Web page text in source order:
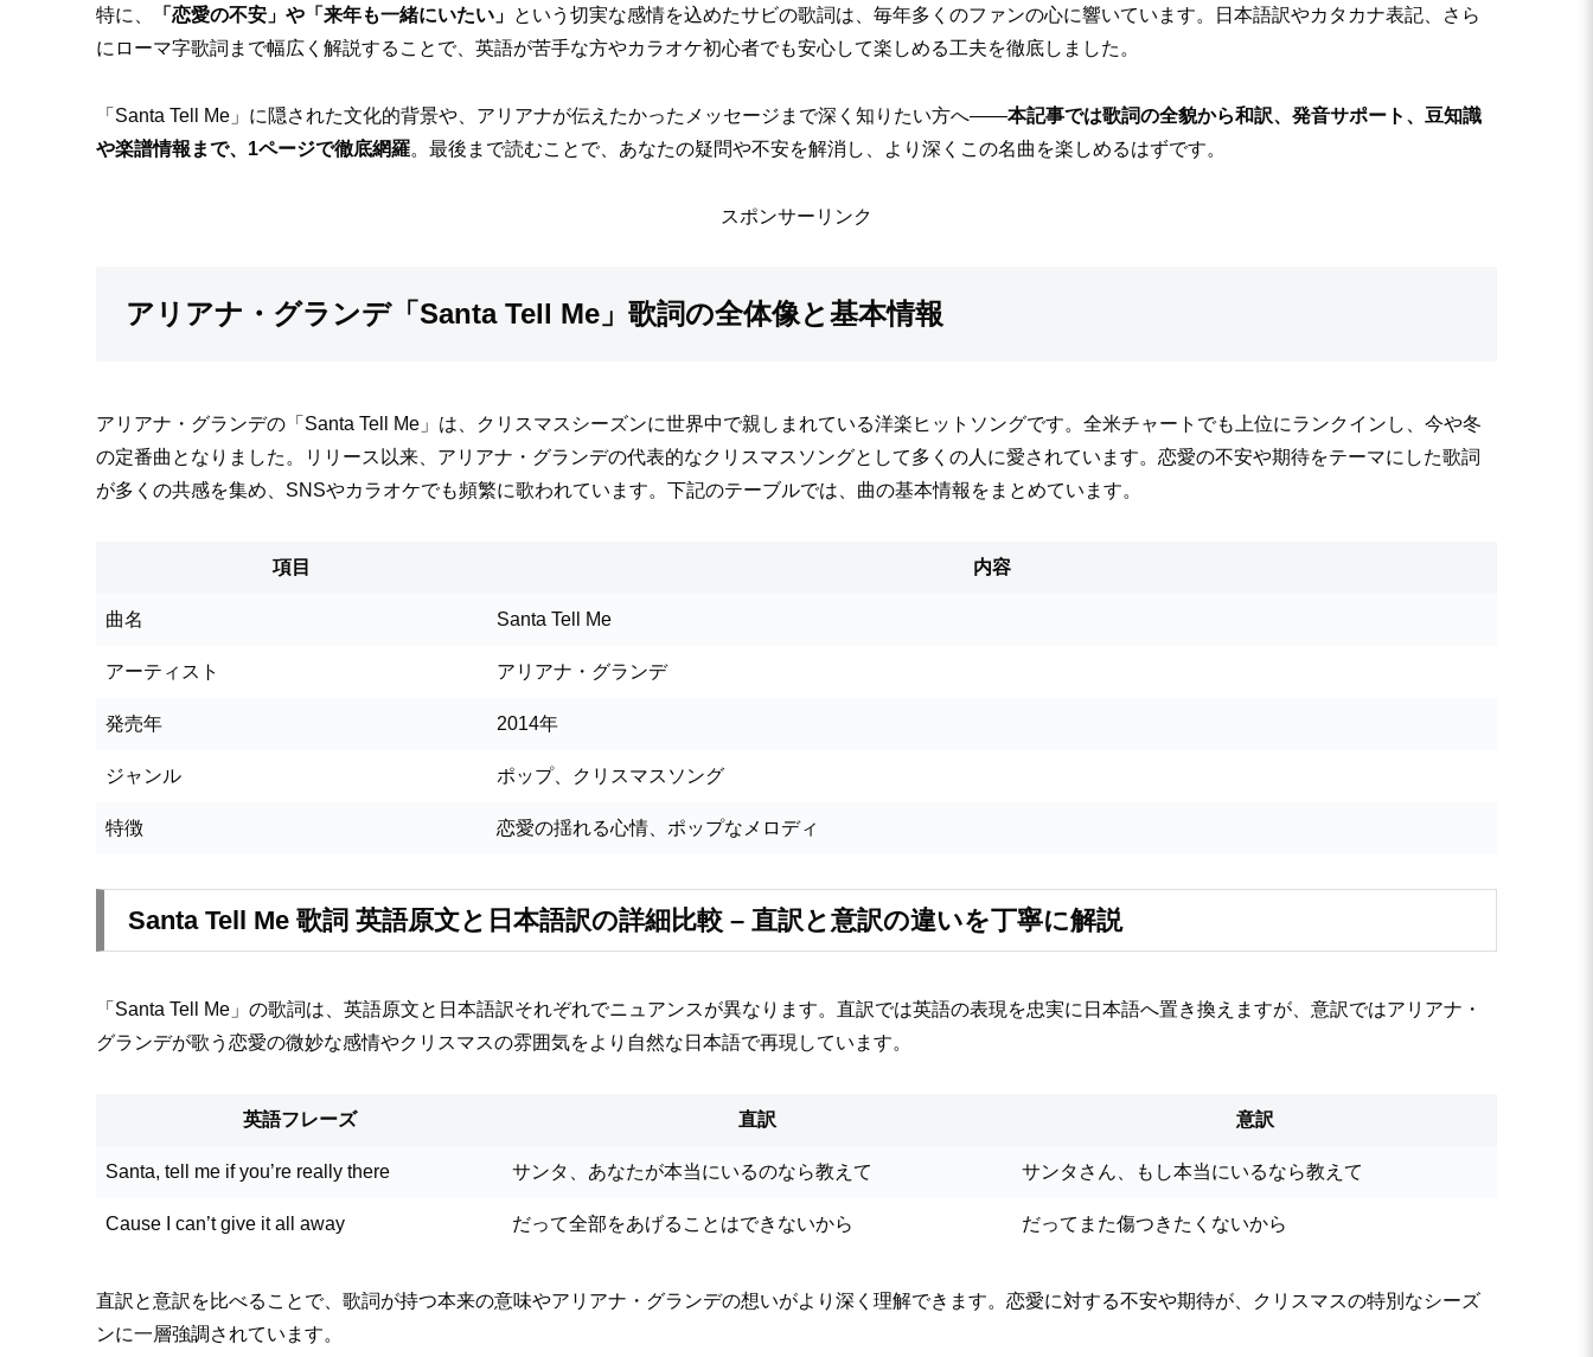
特に、 「恋愛の不安」や「来年も一緒にいたい」 という切実な感情を込めたサビの歌詞は、毎年多くのファンの心に響いています。日本語訳やカタカナ表記、さら
にローマ字歌詞まで幅広く解説することで、英語が苦手な方やカラオケ初心者でも安心して楽しめる工夫を徹底しました。
「Santa Tell Me」に隠された文化的背景や、アリアナが伝えたかったメッセージまで深く知りたい方へ——本記事では歌詞の全貌から和訳、発音サポート、豆知識
や楽譜情報まで、1ページで徹底網羅。最後まで読むことで、あなたの疑問や不安を解消し、より深くこの名曲を楽しめるはずです。
スポンサーリンク
アリアナ・グランデ「Santa Tell Me」歌詞の全体像と基本情報
アリアナ・グランデの「Santa Tell Me」は、クリスマスシーズンに世界中で親しまれている洋楽ヒットソングです。全米チャートでも上位にランクインし、今や冬
の定番曲となりました。リリース以来、アリアナ・グランデの代表的なクリスマスソングとして多くの人に愛されています。恋愛の不安や期待をテーマにした歌詞
が多くの共感を集め、SNSやカラオケでも頻繁に歌われています。下記のテーブルでは、曲の基本情報をまとめています。
項目 内容
曲名 Santa Tell Me
アーティスト アリアナ・グランデ
発売年 2014年
ジャンル ポップ、クリスマスソング
特徴 恋愛の揺れる心情、ポップなメロディ
Santa Tell Me 歌詞 英語原文と日本語訳の詳細比較 – 直訳と意訳の違いを丁寧に解説
「Santa Tell Me」の歌詞は、英語原文と日本語訳それぞれでニュアンスが異なります。直訳では英語の表現を忠実に日本語へ置き換えますが、意訳ではアリアナ・
グランデが歌う恋愛の微妙な感情やクリスマスの雰囲気をより自然な日本語で再現しています。
英語フレーズ 直訳 意訳
Santa, tell me if you’re really there サンタ、あなたが本当にいるのなら教えて サンタさん、もし本当にいるなら教えて
Cause I can’t give it all away だって全部をあげることはできないから だってまた傷つきたくないから
直訳と意訳を比べることで、歌詞が持つ本来の意味やアリアナ・グランデの想いがより深く理解できます。恋愛に対する不安や期待が、クリスマスの特別なシーズ
ンに一層強調されています。